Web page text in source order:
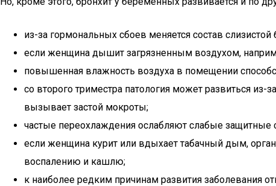
из-за гормональных сбоев меняется состав
если женщина дышит загрязненным воздухом,
повышенная влажность воздуха в помещении
со второго триместра патология может развиться
вызывает застой мокроты;
частые переохлаждения ослабляют слабые
если женщина курит или вдыхает табачный дым,
воспалению и кашлю;
к наиболее редким причинам развития заболевания